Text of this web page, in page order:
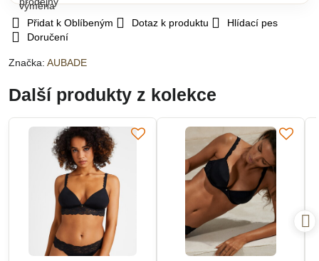
Přidat k Oblíbeným Dotaz k produktu
Hlídací pes
Doručení
Značka: AUBADE
Další produkty z kolekce